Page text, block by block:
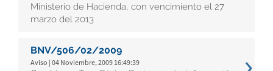
Ministerio de Hacienda, con vencimiento el 27
marzo del 2013
BNV/506/02/2009
Aviso | 04 Noviembre, 2009 16:49:39